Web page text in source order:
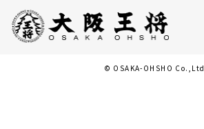
© OSAKA-OHSHO Co.,Ltd